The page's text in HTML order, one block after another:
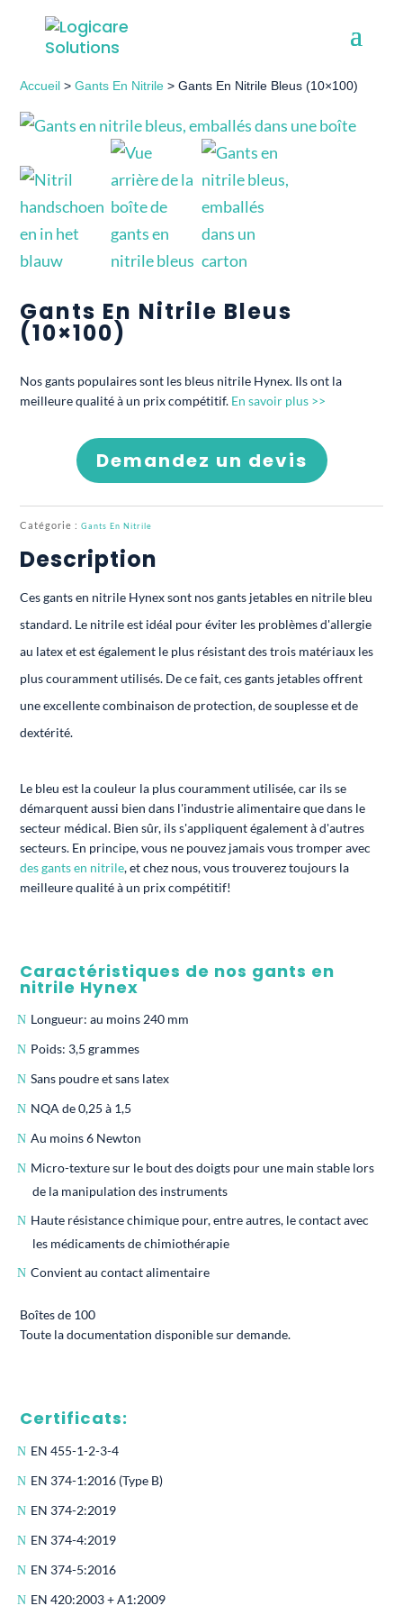
Accueil >Gants En Nitrile > Gants En Nitrile Bleus (10×100)
Gants En Nitrile Bleus
(10×100)
Nos gants populaires sont les bleus nitrile Hynex. Ils ont la
meilleure qualité à un prix compétitif. En savoir plus >>
Demandez un devis
Catégorie :Gants En Nitrile
Description
Ces gants en nitrile Hynex sont nos gants jetables en nitrile bleu
standard. Le nitrile est idéal pour éviter les problèmes d'allergie
au latex et est également le plus résistant des trois matériaux les
plus couramment utilisés. De ce fait, ces gants jetables offrent
une excellente combinaison de protection, de souplesse et de
dextérité.
Le bleu est la couleur la plus couramment utilisée, car ils se
démarquent aussi bien dans l'industrie alimentaire que dans le
secteur médical. Bien sûr, ils s'appliquent également à d'autres
secteurs. En principe, vous ne pouvez jamais vous tromper avec
des gants en nitrile, et chez nous, vous trouverez toujours la
meilleure qualité à un prix compétitif!
Caractéristiques de nos gants en
nitrile Hynex
Longueur: au moins 240 mm
Poids: 3,5 grammes
Sans poudre et sans latex
NQA de 0,25 à 1,5
Au moins 6 Newton
Micro-texture sur le bout des doigts pour une main stable lors
de la manipulation des instruments
Haute résistance chimique pour, entre autres, le contact avec
les médicaments de chimiothérapie
Convient au contact alimentaire
Boîtes de 100
Toute la documentation disponible sur demande.
Certificats:
EN 455-1-2-3-4
EN 374-1:2016 (Type B)
EN 374-2:2019
EN 374-4:2019
EN 374-5:2016
EN 420:2003 + A1:2009